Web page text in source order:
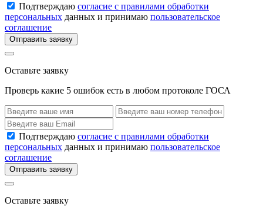
Подтверждаю согласие с правилами обработки
персональных данных и принимаю пользовательское
соглашение
Отправить заявку
Оставьте заявку
Проверь какие 5 ошибок есть в любом протоколе ГОСА
Подтверждаю согласие с правилами обработки
персональных данных и принимаю пользовательское
соглашение
Отправить заявку
Оставьте заявку